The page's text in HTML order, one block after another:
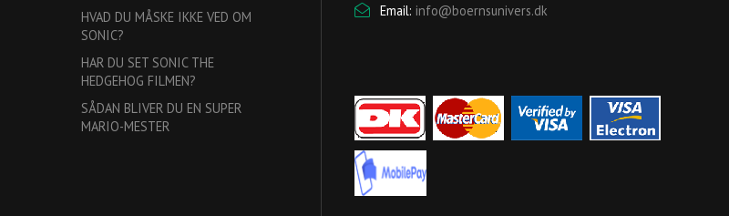
HVAD DU MÅSKE IKKE VED OM
SONIC?
HAR DU SET SONIC THE
HEDGEHOG FILMEN?
SÅDAN BLIVER DU EN SUPER
MARIO-MESTER
Email: info@boernsunivers.dk